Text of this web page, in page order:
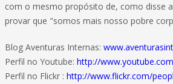
com o mesmo propósito de, como disse
provar que "somos mais nosso pobre
Blog Aventuras Internas:
Perfil no Youtube: http://
Perfil no Flickr : http://www.flickr.com/